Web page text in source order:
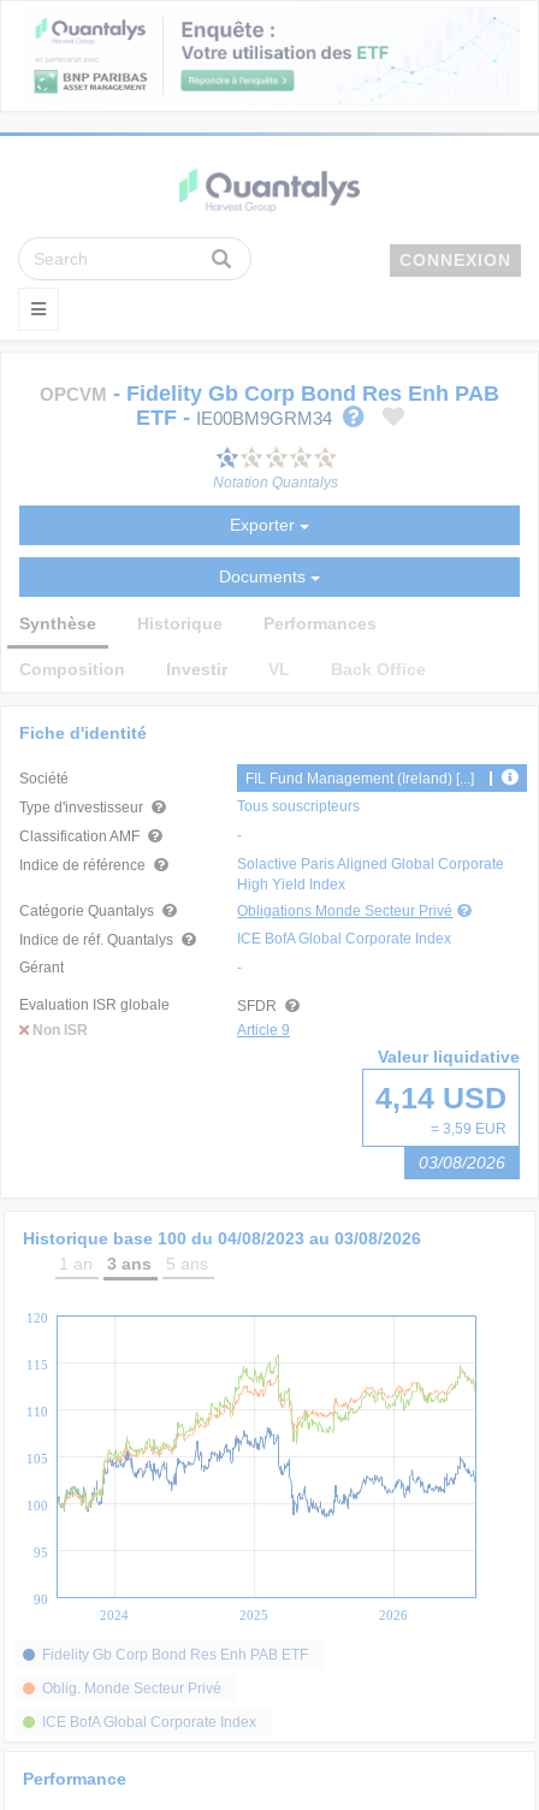
CONNEXION
OPCVM - Fidelity Gb Corp Bond Res Enh PAB
ETF- IE00BM9GRM34
Notation Quantalys
Exporter
Documents
Synthèse Historique Performances
Composition Investir VL Back Office
Fiche d'identité
Société
FIL Fund Management (Ireland) [...]
Type d'investisseur
Tous souscripteurs
Classification AMF
-
Indice de référence
Solactive Paris Aligned Global Corporate
High Yield Index
Catégorie Quantalys
Obligations Monde Secteur Privé
Indice de réf. Quantalys
ICE BofA Global Corporate Index
Gérant
-
Evaluation ISR globale
Non ISR
SFDR
Article 9
Valeur liquidative
4,14 USD
= 3,59 EUR
03/08/2026
Historique base 100 du 04/08/2023 au 03/08/2026
1 an
3 ans 5 ans
2024 2025 2026
90
95
100
105
110
115
120
Fidelity Gb Corp Bond Res Enh PAB ETF
Oblig. Monde Secteur Privé
ICE BofA Global Corporate Index
Performance